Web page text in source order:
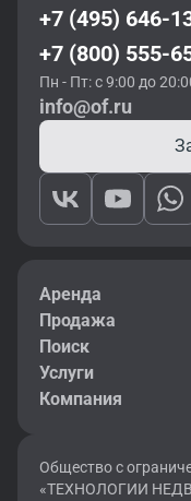
+7 (495) 646-
+7 (800) 555-
Пн - Пт: с 9:00 до
info@of.ru
Аренда
Продажа
Поиск
Услуги
Компания
Общество с
«ТЕХНОЛОГИИ